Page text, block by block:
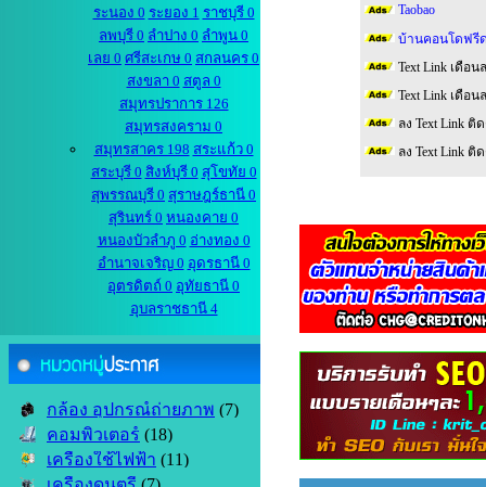
ระนอง 0 ระยอง 1 ราชบุรี 0
ลพบุรี 0 ลำปาง 0 ลำพูน 0
เลย 0 ศรีสะเกษ 0 สกลนคร 0
สงขลา 0 สตูล 0
สมุทรปราการ 126
สมุทรสงคราม 0
สมุทรสาคร 198 สระแก้ว 0
สระบุรี 0 สิงห์บุรี 0 สุโขทัย 0
สุพรรณบุรี 0 สุราษฎร์ธานี 0
สุรินทร์ 0 หนองคาย 0
หนองบัวลำภู 0 อ่างทอง 0
อำนาจเจริญ 0 อุดรธานี 0
อุตรดิตถ์ 0 อุทัยธานี 0
อุบลราชธานี 4
Taobao
บ้านคอนโดฟรี
Text Link เดือน
Text Link เดือน
ลง Text Link ติด
ลง Text Link ติด